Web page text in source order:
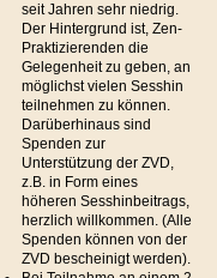
seit Jahren sehr niedrig.
Der Hintergrund ist, Zen-
Praktizierenden die
Gelegenheit zu geben, an
möglichst vielen Sesshin
teilnehmen zu können.
Darüberhinaus sind
Spenden zur
Unterstützung der ZVD,
z.B. in Form eines
höheren Sesshinbeitrags,
herzlich willkommen. (Alle
Spenden können von der
ZVD bescheinigt werden).